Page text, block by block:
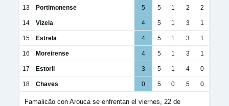
13 Portimonense 5 5 1 2 2
14 Vizela 4 5 1 3 1
15 Estrela 4 5 1 3 1
16 Moreirense 4 5 1 3 1
17 Estoril 3 5 1 4 0
18 Chaves 0 5 0 5 0
Famalicão con Arouca se enfrentan el viernes, 22 de